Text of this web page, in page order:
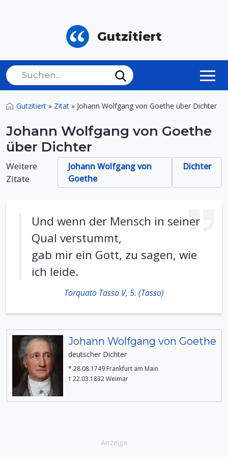
Gutzitiert
Gutzitiert » Zitat » Johann Wolfgang von Goethe über Dichter
Johann Wolfgang von Goethe
über Dichter
Weitere
Zitate
Johann Wolfgang von
Goethe
Dichter
Und wenn der Mensch in seiner
Qual verstummt,
gab mir ein Gott, zu sagen, wie
ich leide.
Torquato Tasso V, 5. (Tasso)
Johann Wolfgang von Goethe
deutscher Dichter
* 28.08.1749 Frankfurt am Main
† 22.03.1832 Weimar
Anzeige